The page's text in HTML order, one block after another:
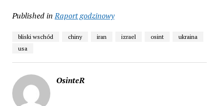
Published in Raport godzinowy
bliski wschód chiny iran izrael osint
ukraina
usa
OsinteR